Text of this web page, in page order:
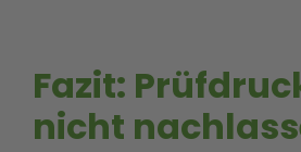
Fazit:
nicht